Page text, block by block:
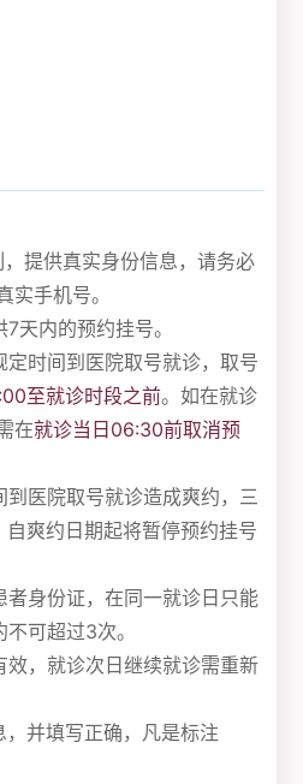
提供真实身份信息，请务必
实手机号。
天内的预约挂号。
时间到医院取号就诊，取号
至就诊时段之前。如在就诊
在就诊当日06:30前取消预
医院取号就诊造成爽约，三
爽约日期起将暂停预约挂号
身份证，在同一就诊日只能
可超过3次。
，就诊次日继续就诊需重新
并填写正确，凡是标注